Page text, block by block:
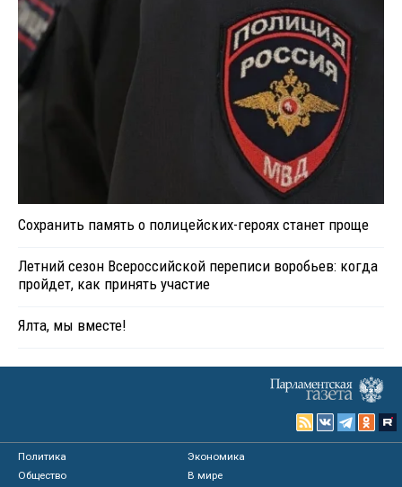
Сохранить память о полицейских-героях станет проще
Летний сезон Всероссийской переписи воробьев: когда
пройдет, как принять участие
Ялта, мы вместе!
Политика
Экономика
Общество
В мире